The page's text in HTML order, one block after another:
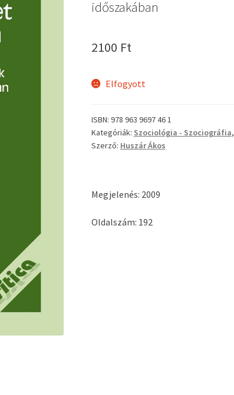
időszakában
2100 Ft
Elfogyott
ISBN: 978 963 9697 46 1
Kategóriák: Szociológia - Szociográfia,
Szerző: Huszár Ákos
Megjelenés: 2009
Oldalszám: 192